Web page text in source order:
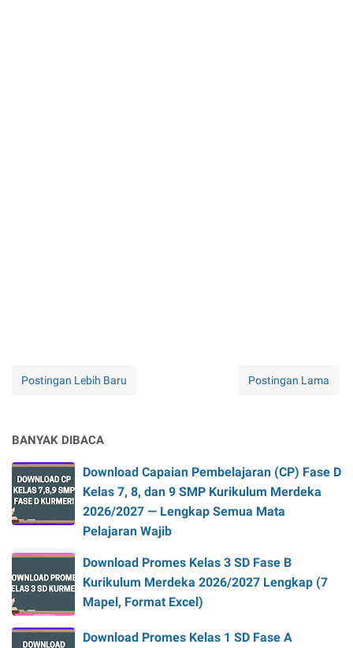
Postingan Lebih Baru Postingan Lama
BANYAK DIBACA
Download Capaian Pembelajaran (CP) Fase D
Kelas 7, 8, dan 9 SMP Kurikulum Merdeka
2026/2027 — Lengkap Semua Mata
Pelajaran Wajib
Download Promes Kelas 3 SD Fase B
Kurikulum Merdeka 2026/2027 Lengkap (7
Mapel, Format Excel)
Download Promes Kelas 1 SD Fase A